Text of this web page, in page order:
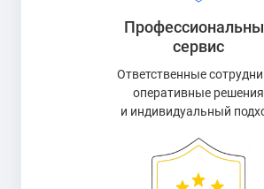
сервис
Ответственные
оперативные решения
и индивидуальный